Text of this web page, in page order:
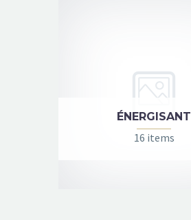
ÉNERGISANT
16 items